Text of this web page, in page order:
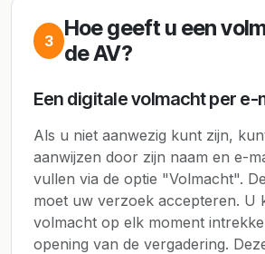
3
Hoe geeft u een
de AV?
Een digitale volmacht per e-
Als u niet aanwezig kunt zijn,
aanwijzen door zijn naam en e-
vullen via de optie "Volmacht".
moet uw verzoek accepteren. U
volmacht op elk moment
opening van de vergadering.